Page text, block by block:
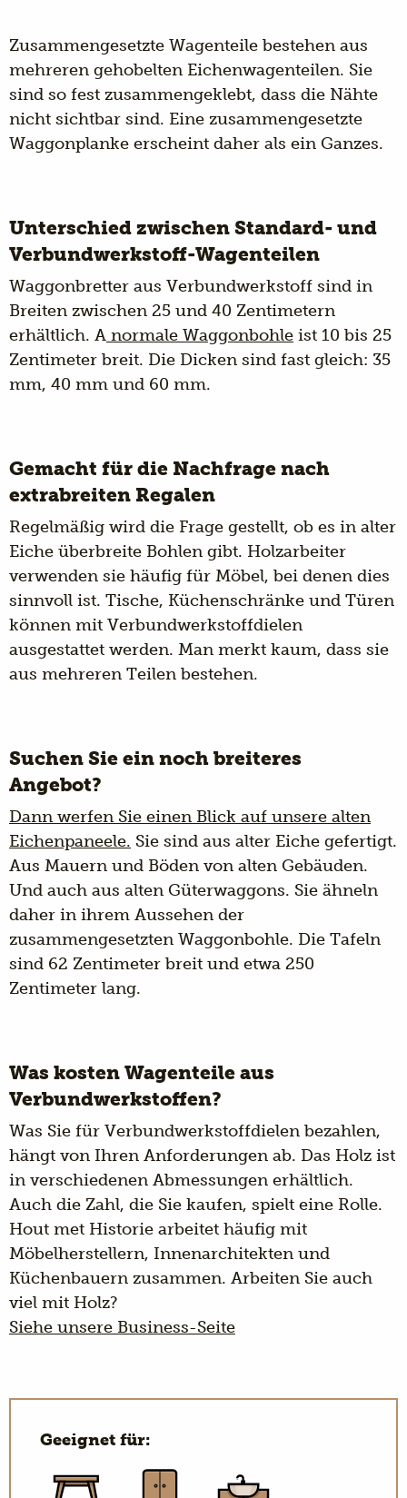
Zusammengesetzte Wagenteile bestehen aus
mehreren gehobelten Eichenwagenteilen. Sie
sind so fest zusammengeklebt, dass die Nähte
nicht sichtbar sind. Eine zusammengesetzte
Waggonplanke erscheint daher als ein Ganzes.
Unterschied zwischen Standard- und
Verbundwerkstoff-Wagenteilen
Waggonbretter aus Verbundwerkstoff sind in
Breiten zwischen 25 und 40 Zentimetern
erhältlich. A normale Waggonbohle ist 10 bis 25
Zentimeter breit. Die Dicken sind fast gleich: 35
mm, 40 mm und 60 mm.
Gemacht für die Nachfrage nach
extrabreiten Regalen
Regelmäßig wird die Frage gestellt, ob es in alter
Eiche überbreite Bohlen gibt. Holzarbeiter
verwenden sie häufig für Möbel, bei denen dies
sinnvoll ist. Tische, Küchenschränke und Türen
können mit Verbundwerkstoffdielen
ausgestattet werden. Man merkt kaum, dass sie
aus mehreren Teilen bestehen.
Suchen Sie ein noch breiteres
Angebot?
Dann werfen Sie einen Blick auf unsere alten
Eichenpaneele. Sie sind aus alter Eiche gefertigt.
Aus Mauern und Böden von alten Gebäuden.
Und auch aus alten Güterwaggons. Sie ähneln
daher in ihrem Aussehen der
zusammengesetzten Waggonbohle. Die Tafeln
sind 62 Zentimeter breit und etwa 250
Zentimeter lang.
Was kosten Wagenteile aus
Verbundwerkstoffen?
Was Sie für Verbundwerkstoffdielen bezahlen,
hängt von Ihren Anforderungen ab. Das Holz ist
in verschiedenen Abmessungen erhältlich.
Auch die Zahl, die Sie kaufen, spielt eine Rolle.
Hout met Historie arbeitet häufig mit
Möbelherstellern, Innenarchitekten und
Küchenbauern zusammen. Arbeiten Sie auch
viel mit Holz?
Siehe unsere Business-Seite
Geeignet für: